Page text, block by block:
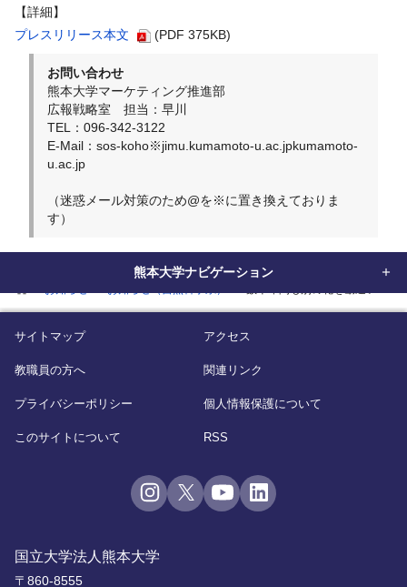
【詳細】
プレスリリース本文
(PDF 375KB)
お問い合わせ
熊本大学マーケティング推進部
広報戦略室 担当：早川
TEL：096-342-3122
E-Mail：sos-koho※jimu.kumamoto-u.ac.jpkumamoto-
u.ac.jp
（迷惑メール対策のため@を※に置き換えておりま
す）
熊本大学ナビゲーション
国立大学法人熊本大学
〒860-8555
サイトマップ アクセス
教職員の方へ 関連リンク
プライバシーポリシー 個人情報保護について
このサイトについて RSS